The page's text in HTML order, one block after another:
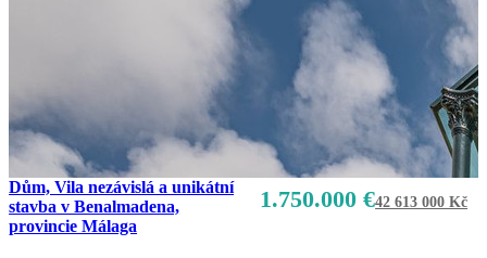
1.750.000 €42 613 000 Kč
Dům, Vila nezávislá a unikátní
stavba v Benalmadena,
provincie Málaga